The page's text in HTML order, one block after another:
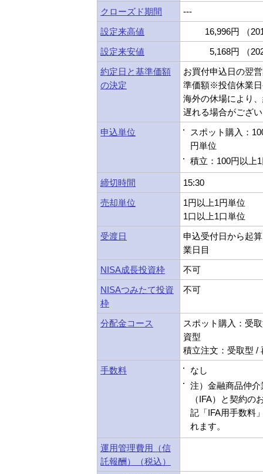
クローズド期間
---
設定来高値
16,996円 （
設定来安値
5,168円 （
約定日と基準価額
の決定
お買付申込日の翌
準価額※投信休業
海外の休場により
遅れる場合がござ
申込単位
スポット購入：
円単位
積立：100円以上
締切時間
15:30
売却単位
1円以上1円単位
1口以上1口単位
受渡日
申込受付日から起
業日目
NISA成長投資枠
不可
NISAつみたて投資
枠
不可
分配金コース
スポット購入：受
資型
積立注文：受取型 /
手数料
なし
注）金融商品仲介
（IFA）と契約の
記「IFA用手数料
れます。
運用管理費用（信
託報酬）（税込）